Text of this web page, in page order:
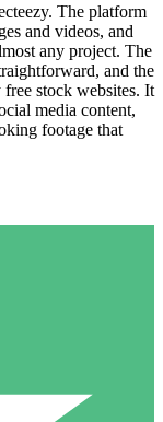
The platform
and videos, and
any project. The
and the
stock websites. It
media content,
footage that